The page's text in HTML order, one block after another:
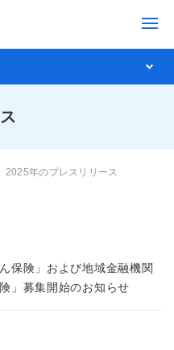
2025年のプレスリリース
保険」および地域金融機関
」募集開始のお知らせ